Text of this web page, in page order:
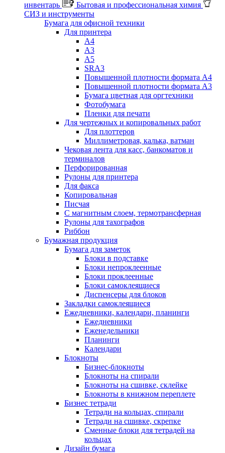
инвентарь
Бытовая и профессиональная химия
СИЗ и инструменты
Бумага для офисной техники
Для принтера
А4
А3
А5
SRA3
Повышенной плотности формата А4
Повышенной плотности формата А3
Бумага цветная для оргтехники
Фотобумага
Пленки для печати
Для чертежных и копировальных работ
Для плоттеров
Миллиметровая, калька, ватман
Чековая лента для касс, банкоматов и
терминалов
Перфорированная
Рулоны для принтера
Для факса
Копировальная
Писчая
С магнитным слоем, термотрансферная
Рулоны для тахографов
Риббон
Бумажная продукция
Бумага для заметок
Блоки в подставке
Блоки непроклеенные
Блоки проклеенные
Блоки самоклеящиеся
Диспенсеры для блоков
Закладки самоклеящиеся
Ежедневники, календари, планинги
Ежедневники
Еженедельники
Планинги
Календари
Блокноты
Бизнес-блокноты
Блокноты на спирали
Блокноты на сшивке, склейке
Блокноты в книжном переплете
Бизнес тетради
Тетради на кольцах, спирали
Тетради на сшивке, скрепке
Сменные блоки для тетрадей на
кольцах
Дизайн бумага